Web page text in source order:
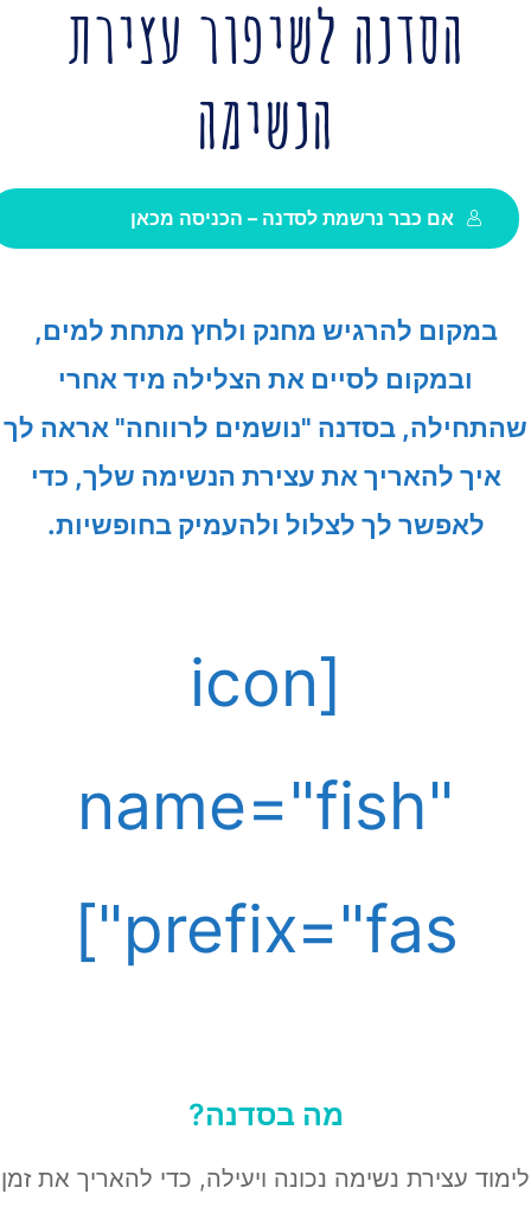
סדנה לשיפור עצירת
הנשימה
אם כבר נרשמת לסדנה – הכניסה מכאן
במקום להרגיש מחנק ולחץ מתחת למים,
ובמקום לסיים את הצלילה מיד אחרי
בסדנה "נושמים לרווחה" אראה לך
איך להאריך את עצירת הנשימה שלך, כדי
לאפשר לך לצלול ולהעמיק בחופשיות.
[icon
name="fish"
prefix="fas"]
מה בסדנה?
עצירת נשימה נכונה ויעילה, כדי להאריך את זמן